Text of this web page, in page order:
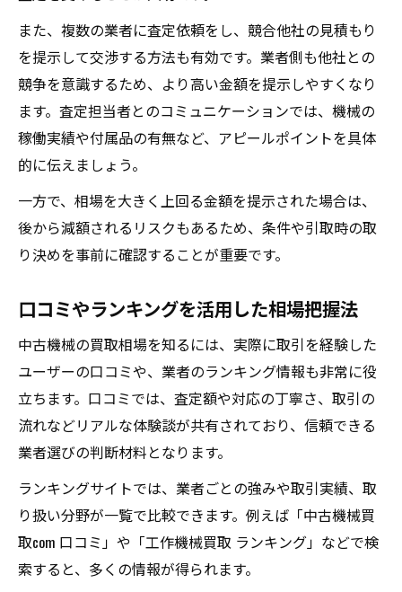
また、複数の業者に査定依頼をし、競合他社の見積もり
を提示して交渉する方法も有効です。業者側も他社との
競争を意識するため、より高い金額を提示しやすくなり
ます。査定担当者とのコミュニケーションでは、機械の
稼働実績や付属品の有無など、アピールポイントを具体
的に伝えましょう。
一方で、相場を大きく上回る金額を提示された場合は、
後から減額されるリスクもあるため、条件や引取時の取
り決めを事前に確認することが重要です。
口コミやランキングを活用した相場把握法
中古機械の買取相場を知るには、実際に取引を経験した
ユーザーの口コミや、業者のランキング情報も非常に役
立ちます。口コミでは、査定額や対応の丁寧さ、取引の
流れなどリアルな体験談が共有されており、信頼できる
業者選びの判断材料となります。
ランキングサイトでは、業者ごとの強みや取引実績、取
り扱い分野が一覧で比較できます。例えば「中古機械買
取com 口コミ」や「工作機械買取 ランキング」などで検
索すると、多くの情報が得られます。